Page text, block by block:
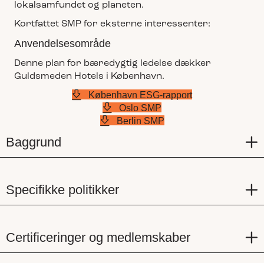
lokalsamfundet og planeten.
Kortfattet SMP for eksterne interessenter:
Anvendelsesområde
Denne plan for bæredygtig ledelse dækker
Guldsmeden Hotels i København.
København ESG-rapport
Oslo SMP
Berlin SMP
Baggrund
Specifikke politikker
Certificeringer og medlemskaber